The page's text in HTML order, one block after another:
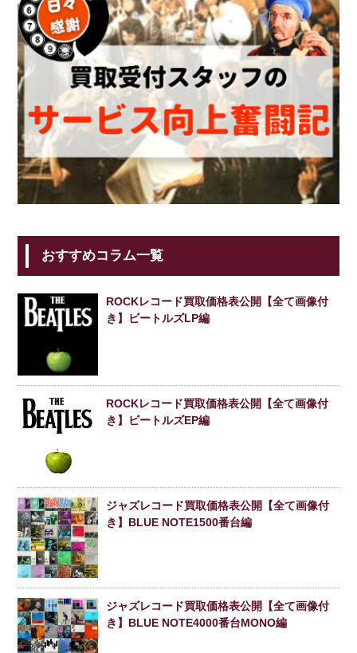
おすすめコラム一覧
ROCKレコード買取価格表公開【全て画像付
き】ビートルズLP編
ROCKレコード買取価格表公開【全て画像付
き】ビートルズEP編
ジャズレコード買取価格表公開【全て画像付
き】BLUE NOTE1500番台編
ジャズレコード買取価格表公開【全て画像付
き】BLUE NOTE4000番台MONO編